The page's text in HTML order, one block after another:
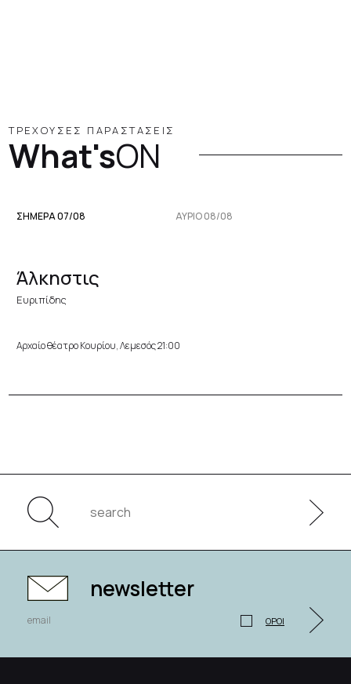
ΤΡΕΧΟΥΣΕΣ ΠΑΡΑΣΤΑΣΕΙΣ
What'sON
ΣΗΜΕΡΑ 07/08 ΑΥΡΙΟ 08/08
Άλκηστις
Ευριπίδης
Αρχαίο θέατρο Κουρίου, Λεμεσός 21:00
newsletter
ΟΡΟΙ